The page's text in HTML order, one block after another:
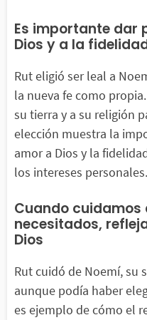
Es importante dar
Dios y a la
Rut eligió ser leal a
la nueva fe como
su tierra y a su religión
elección muestra la
amor a Dios y la
los intereses personales.
Cuando cuidamos
necesitados,
Dios
Rut cuidó de Noemí, su
aunque podía haber
es ejemplo de cómo el